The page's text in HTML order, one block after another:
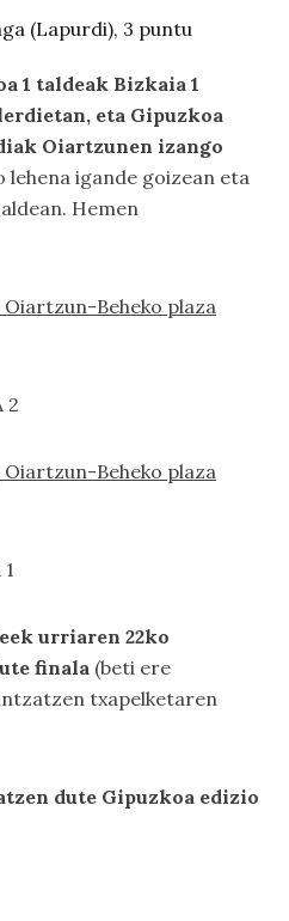
(Lapurdi), 3 puntu
1 taldeak Bizkaia 1
eta Gipuzkoa
Oiartzunen izango
lehena igande goizean eta
Hemen
Beheko plaza
2
Oiartzun-Beheko plaza
urriaren 22ko
finala (beti ere
txapelketaren
dute Gipuzkoa edizio